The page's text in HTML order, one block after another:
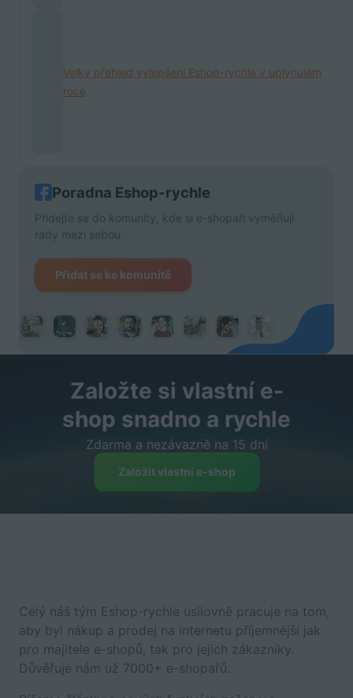
Velký přehled vylepšení Eshop-rychle v uplynulém
roce
Poradna Eshop-rychle
Přidejte se do komunity, kde si e-shopaři vyměňují
rady mezi sebou.
Přidat se ke komunitě
Založte si vlastní e-
shop snadno a rychle
Zdarma a nezávazně na 15 dní
Založit vlastní e-shop
Celý náš tým Eshop-rychle usilovně pracuje na tom,
aby byl nákup a prodej na internetu příjemnější jak
pro majitele e-shopů, tak pro jejich zákazníky.
Důvěřuje nám už 7000+ e-shopařů.